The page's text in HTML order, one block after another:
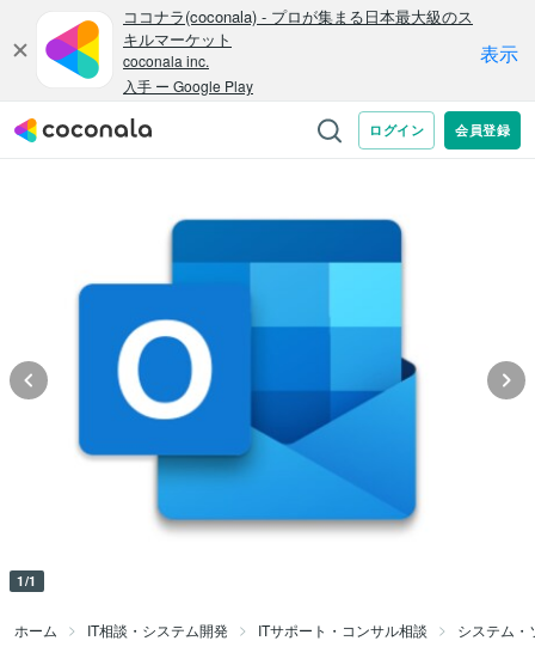
1/1
ホーム IT相談・システム開発 ITサポート・コンサル相談 システム・